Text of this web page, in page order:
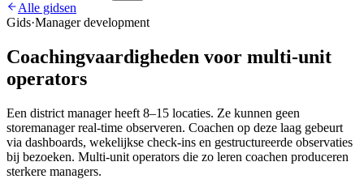
Alle gidsen
Gids·Manager development
Coachingvaardigheden voor multi-unit
operators
Een district manager heeft 8–15 locaties. Ze kunnen geen
storemanager real-time observeren. Coachen op deze laag gebeurt
via dashboards, wekelijkse check-ins en gestructureerde observaties
bij bezoeken. Multi-unit operators die zo leren coachen produceren
sterkere managers.